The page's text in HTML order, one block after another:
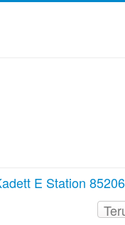
E Station